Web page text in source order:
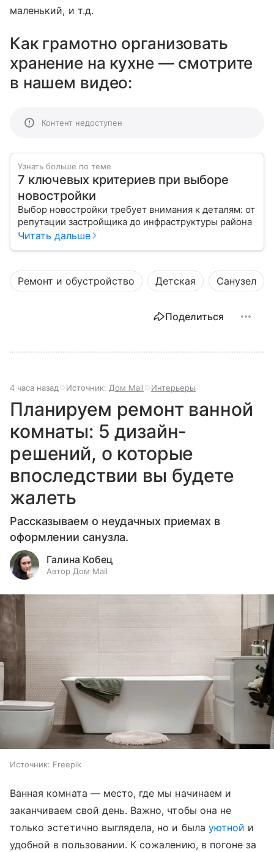
маленький, и т.д.
Как грамотно организовать
хранение на кухне — смотрите
в нашем видео:
Контент недоступен
Узнать больше по теме
7 ключевых критериев при выборе
новостройки
Выбор новостройки требует внимания к деталям: от
репутации застройщика до инфраструктуры района
Читать дальше
Ремонт и обустройство Детская Санузел
Поделиться
4 часа назад Источник: Дом Mail Интерьеры
Планируем ремонт ванной
комнаты: 5 дизайн-
решений, о которые
впоследствии вы будете
жалеть
Рассказываем о неудачных приемах в
оформлении санузла.
Галина Кобец
Автор Дом Mail
Источник: Freepik
Ванная комната — место, где мы начинаем и
заканчиваем свой день. Важно, чтобы она не
только эстетично выглядела, но и была уютной и
удобной в пользовании. К сожалению, в погоне за